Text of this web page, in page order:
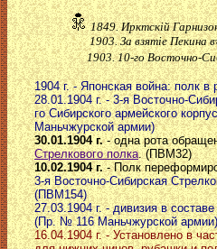
1849. Ирктскiй
1903. За взятiе Пекина
1903. 10-го Восточно-
1904 г. - Японская война: полк
28.01.1904 г. - 3-я Восточно-
го Сибирского армейского
Маньчжурской армии)
30.01.1904 г.- одна рота
Стрелкового полка. (ПВМ32)
10.02.1904 г.- Полк
3-я Восточно-Сибирская
(ПВМ154)
27.03.1904 г. - дивизия в
(Пр. № 116 Маньчжурской армии)
16.04.1904 г. - Установлено в